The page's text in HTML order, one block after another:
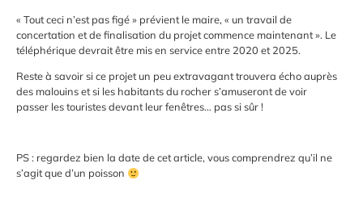
« Tout ceci n’est pas figé » prévient le maire, « un travail de
concertation et de finalisation du projet commence maintenant ». Le
téléphérique devrait être mis en service entre 2020 et 2025.
Reste à savoir si ce projet un peu extravagant trouvera écho auprès
des malouins et si les habitants du rocher s’amuseront de voir
passer les touristes devant leur fenêtres… pas si sûr !
PS : regardez bien la date de cet article, vous comprendrez qu’il ne
s’agit que d’un poisson